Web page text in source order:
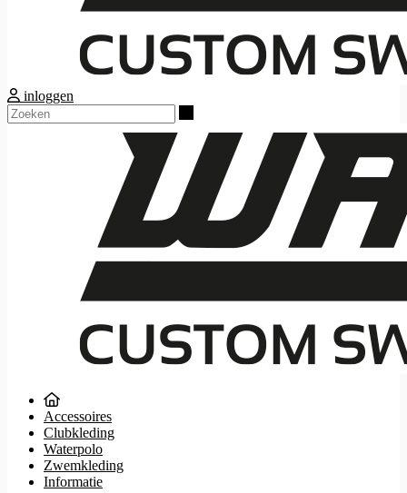
inloggen
Accessoires
Clubkleding
Waterpolo
Zwemkleding
Informatie